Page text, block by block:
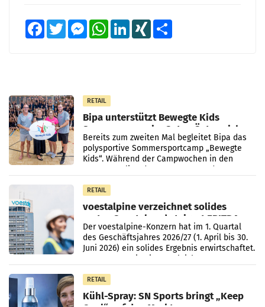
FacebookTwitter MessengerWhatsAppLinkedInXING
RETAIL
Bipa unterstützt Bewegte Kids
Sommercamps im Osten Österreichs
Bereits zum zweiten Mal begleitet Bipa das
polysportive Sommersportcamp „Bewegte
Kids“. Während der Campwochen in den
Monaten Juli und August versorgt das
RETAIL
voestalpine verzeichnet solides
erstes Quartal und steigert EBITDA
Der voestalpine-Konzern hat im 1. Quartal
des Geschäftsjahres 2026/27 (1. April bis 30.
Juni 2026) ein solides Ergebnis erwirtschaftet.
Der Umsatz stieg im Vergleich zur
RETAIL
Kühl-Spray: SN Sports bringt „Keep